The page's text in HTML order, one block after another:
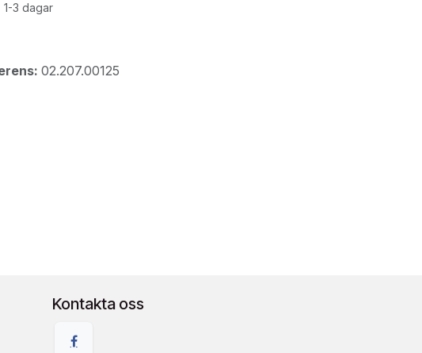
1-3 dagar
02.207.00125
Kontakta oss